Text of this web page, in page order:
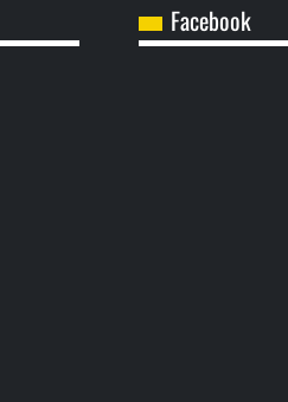
Facebook